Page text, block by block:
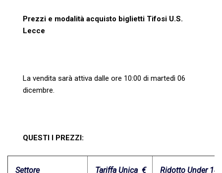
Prezzi e modalità acquisto biglietti Tifosi U.S.
Lecce
La vendita sarà attiva dalle ore 10:00 di martedì 06
dicembre.
QUESTI I PREZZI:
Settore Tariffa Unica € Ridotto Under 14